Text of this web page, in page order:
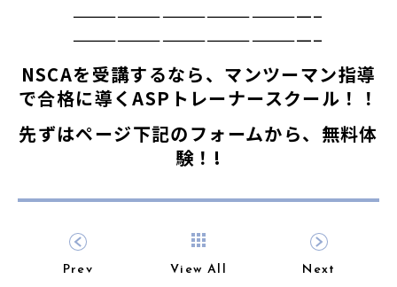
————————————————–
————————————————–
NSCAを受講するなら、マンツーマン指導
で合格に導くASPトレーナースクール！！
先ずはページ下記のフォームから、無料体
験！!
Prev View All Next